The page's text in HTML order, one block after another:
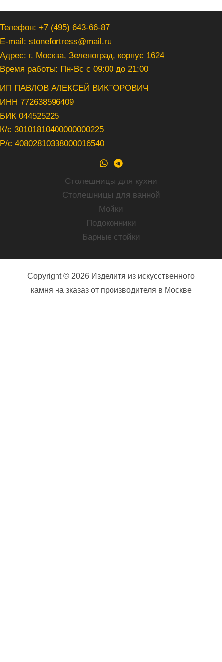
Телефон: +7 (495) 643-66-87
E-mail: stonefortress@mail.ru
Адрес: г. Москва, Зеленоград, корпус 1624
Время работы: Пн-Вс с 09:00 до 21:00
ИП ПАВЛОВ АЛЕКСЕЙ ВИКТОРОВИЧ
ИНН 772638596409
БИК 044525225
К/с 30101810400000000225
Р/с 40802810338000016540
Столешницы для кухни
Столешницы для ванной
Мойки
Подоконники
Барные стойки
Copyright © 2026 Изделитя из искусственного
камня на зказаз от производителя в Москве